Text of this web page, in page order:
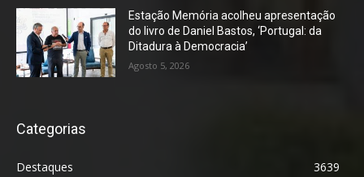
Estação Memória acolheu apresentação
do livro de Daniel Bastos, ‘Portugal: da
Ditadura à Democracia’
Agosto 5, 2026
Categorias
Destaques
3639